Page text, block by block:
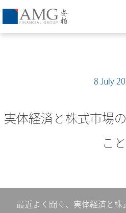
8 July
実体経済と株式市場
こと
最近よく聞く、実体経済と